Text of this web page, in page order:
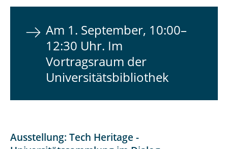
Am 1. September, 10:00–
12:30 Uhr. Im
Vortragsraum der
Universitätsbibliothek
Ausstellung: Tech Heritage -